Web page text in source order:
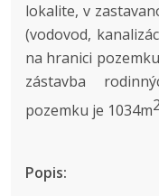
lokalite, v
(vodovod,
na hranici
zástavba
pozemku je 1034m2
Popis: